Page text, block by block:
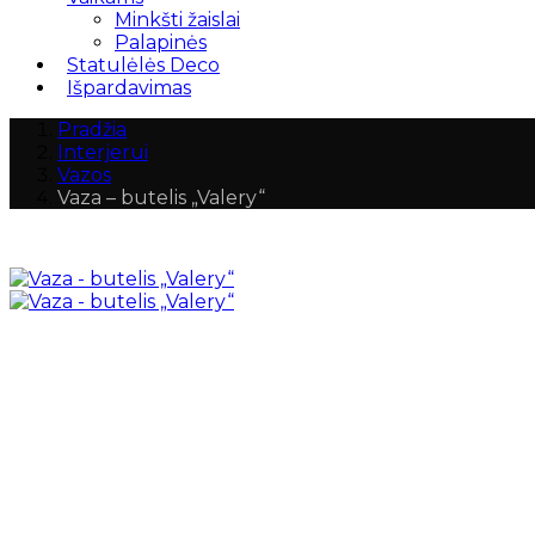
Minkšti žaislai
Palapinės
Statulėlės Deco
Išpardavimas
Pradžia
Interjerui
Vazos
Vaza – butelis „Valery“